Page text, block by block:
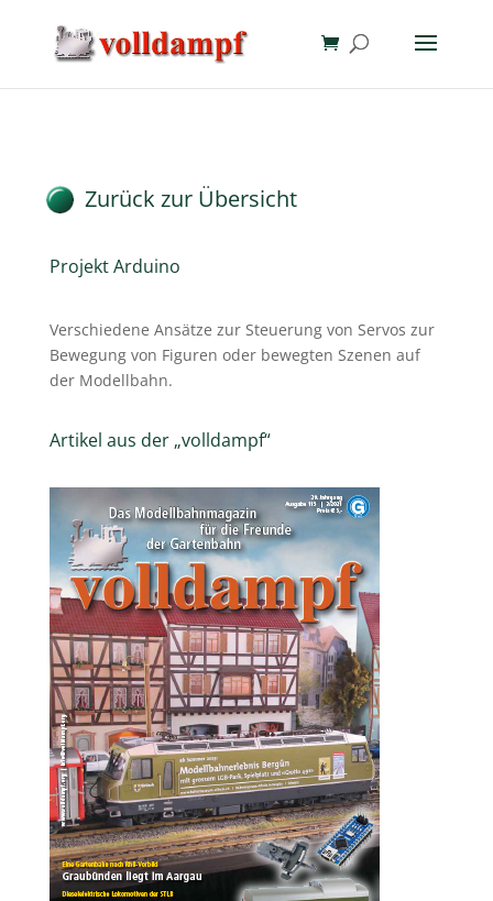
Zurück zur Übersicht
Projekt Arduino
Verschiedene Ansätze zur Steuerung von Servos zur
Bewegung von Figuren oder bewegten Szenen auf
der Modellbahn.
Artikel aus der „volldampf“